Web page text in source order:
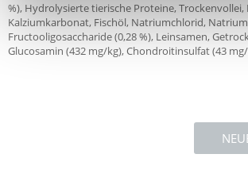
%), Hydrolysierte tierische Proteine,
Kalziumkarbonat, Fischöl, Natriumchlorid,
Fructooligosaccharide (0,28 %), Leinsamen,
Glucosamin (432 mg/kg), Chondroitinsulfat (43